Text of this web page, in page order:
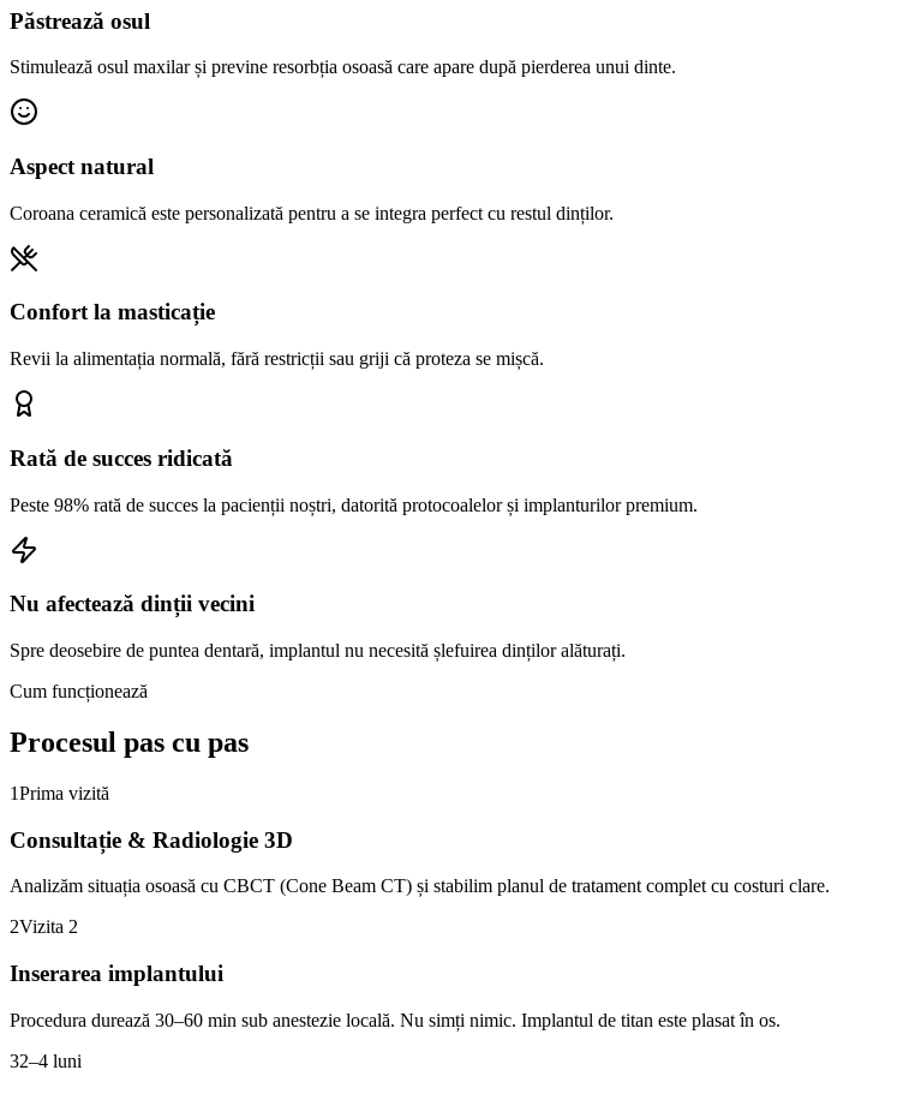
Păstrează osul
Stimulează osul maxilar și previne resorbția osoasă care apare după pierderea unui dinte.
Aspect natural
Coroana ceramică este personalizată pentru a se integra perfect cu restul dinților.
Confort la masticație
Revii la alimentația normală, fără restricții sau griji că proteza se mișcă.
Rată de succes ridicată
Peste 98% rată de succes la pacienții noștri, datorită protocoalelor și implanturilor premium.
Nu afectează dinții vecini
Spre deosebire de puntea dentară, implantul nu necesită șlefuirea dinților alăturați.
Cum funcționează
Procesul pas cu pas
1Prima vizită
Consultație & Radiologie 3D
Analizăm situația osoasă cu CBCT (Cone Beam CT) și stabilim planul de tratament complet cu costuri clare.
2Vizita 2
Inserarea implantului
Procedura durează 30–60 min sub anestezie locală. Nu simți nimic. Implantul de titan este plasat în os.
32–4 luni